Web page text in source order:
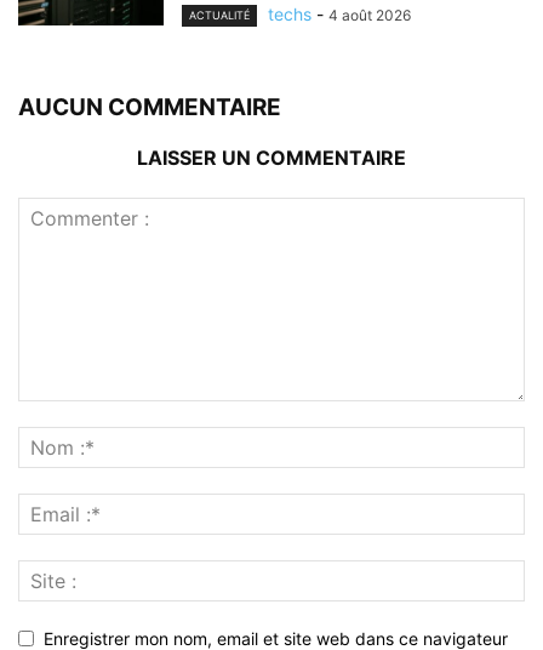
ACTUALITÉ techs - 4 août 2026
AUCUN COMMENTAIRE
LAISSER UN COMMENTAIRE
Enregistrer mon nom, email et site web dans ce navigateur